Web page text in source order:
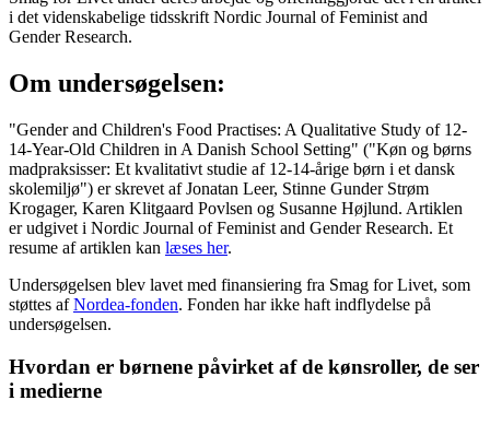
i det videnskabelige tidsskrift Nordic Journal of Feminist and
Gender Research.
Om undersøgelsen:
"Gender and Children's Food Practises: A Qualitative Study of 12-
14-Year-Old Children in A Danish School Setting" ("Køn og børns
madpraksisser: Et kvalitativt studie af 12-14-årige børn i et dansk
skolemiljø") er skrevet af Jonatan Leer, Stinne Gunder Strøm
Krogager, Karen Klitgaard Povlsen og Susanne Højlund. Artiklen
er udgivet i Nordic Journal of Feminist and Gender Research. Et
resume af artiklen kan læses her.
Undersøgelsen blev lavet med finansiering fra Smag for Livet, som
støttes afNordea-fonden. Fonden har ikke haft indflydelse på
undersøgelsen.
Hvordan er børnene påvirket af de kønsroller, de ser
i medierne